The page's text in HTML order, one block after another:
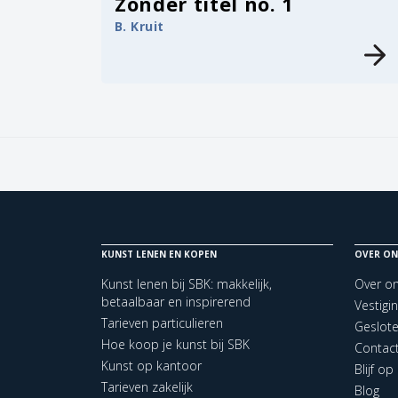
B. Kruit
KUNST LENEN EN KOPEN
Kunst lenen bij SBK: makkelijk,
betaalbaar en inspirerend
Tarieven particulieren
Hoe koop je kunst bij SBK
Kunst op kantoor
Tarieven zakelijk
OVER
Over
Blijf op
Blog